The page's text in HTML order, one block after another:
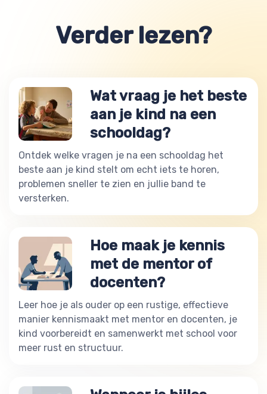
Verder lezen?
Wat vraag je het beste
aan je kind na een
schooldag?
Ontdek welke vragen je na een schooldag het
beste aan je kind stelt om echt iets te horen,
problemen sneller te zien en jullie band te
versterken.
Hoe maak je kennis
met de mentor of
docenten?
Leer hoe je als ouder op een rustige, effectieve
manier kennismaakt met mentor en docenten, je
kind voorbereidt en samenwerkt met school voor
meer rust en structuur.